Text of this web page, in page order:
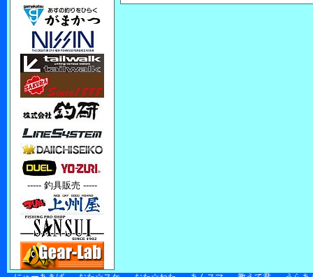
----- 釣具販売 -----